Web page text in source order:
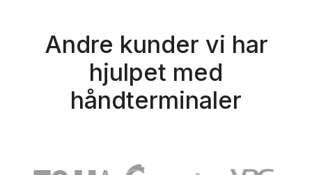
Andre kunder vi har
hjulpet med
håndterminaler